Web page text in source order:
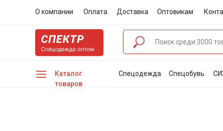
О компании Оплата Доставка Оптовикам
Каталог
товаров
Спецодежда Спецобувь